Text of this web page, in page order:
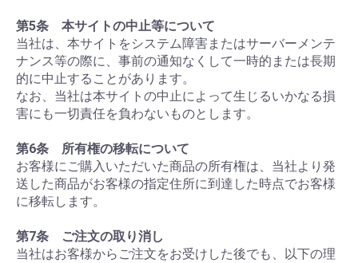
第5条 本サイトの中止等について
当社は、本サイトをシステム障害またはサーバーメンテ
ナンス等の際に、事前の通知なくして一時的または長期
的に中止することがあります。
なお、当社は本サイトの中止によって生じるいかなる損
害にも一切責任を負わないものとします。
第6条 所有権の移転について
お客様にご購入いただいた商品の所有権は、当社より発
送した商品がお客様の指定住所に到達した時点でお客様
に移転します。
第7条 ご注文の取り消し
当社はお客様からご注文をお受けした後でも、以下の理